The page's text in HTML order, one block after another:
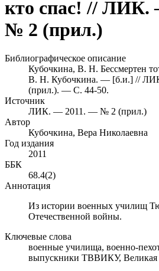
кто спас! //
№ 2 (прил.)
Библиографическое описание
Кубочкина, В. Н. Бессмертен
В. Н. Кубочкина. — [б.и.] //
(прил.). — С. 44-50.
Источник
ЛИК. — 2011. — № 2 (прил.)
Автор
Кубочкина, Вера Николаевна
Год издания
2011
ББК
68.4(2)
Аннотация
Из истории военных училищ
Отечественной войны.
Ключевые слова
военные училища, военно-
выпускники ТВВИКУ, Великая